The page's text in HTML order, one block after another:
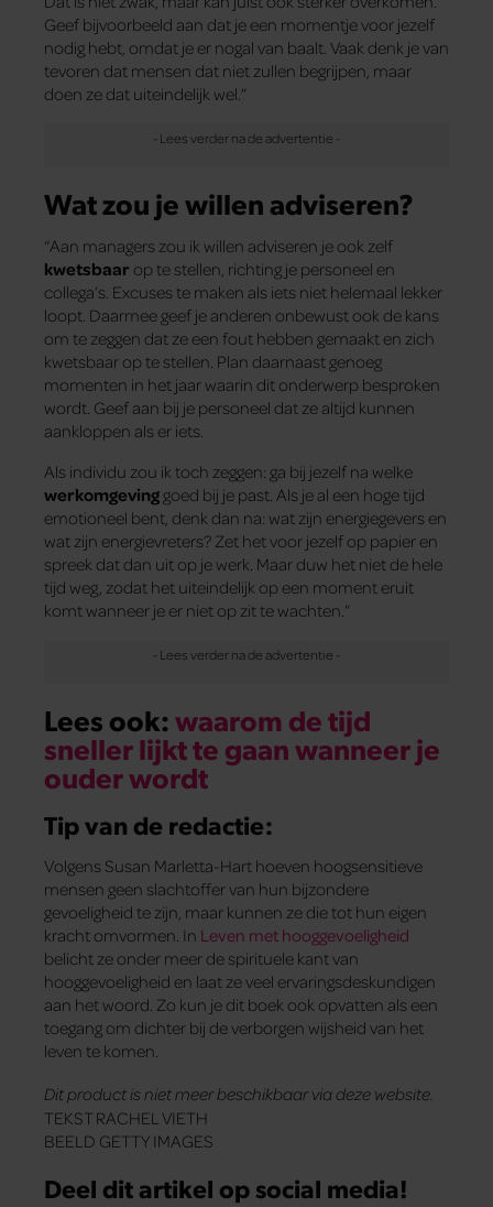
Geef bijvoorbeeld aan dat je een momentje voor jezelf
nodig hebt, omdat je er nogal van baalt. Vaak denk je van
tevoren dat mensen dat niet zullen begrijpen, maar
doen ze dat uiteindelijk wel.”
Wat zou je willen adviseren?
“Aan managers zou ik willen adviseren je ook zelf
kwetsbaar op te stellen, richting je personeel en
collega’s. Excuses te maken als iets niet helemaal lekker
loopt. Daarmee geef je anderen onbewust ook de kans
om te zeggen dat ze een fout hebben gemaakt en zich
kwetsbaar op te stellen. Plan daarnaast genoeg
momenten in het jaar waarin dit onderwerp besproken
wordt. Geef aan bij je personeel dat ze altijd kunnen
aankloppen als er iets.
Als individu zou ik toch zeggen: ga bij jezelf na welke
werkomgeving goed bij je past. Als je al een hoge tijd
emotioneel bent, denk dan na: wat zijn energiegevers en
wat zijn energievreters? Zet het voor jezelf op papier en
spreek dat dan uit op je werk. Maar duw het niet de hele
tijd weg, zodat het uiteindelijk op een moment eruit
komt wanneer je er niet op zit te wachten.”
Lees ook:waarom de tijd
sneller lijkt te gaan wanneer je
ouder wordt
Tip van de redactie:
Volgens Susan Marletta-Hart hoeven hoogsensitieve
mensen geen slachtoffer van hun bijzondere
gevoeligheid te zijn, maar kunnen ze die tot hun eigen
kracht omvormen. In Leven met hooggevoeligheid
belicht ze onder meer de spirituele kant van
hooggevoeligheid en laat ze veel ervaringsdeskundigen
aan het woord. Zo kun je dit boek ook opvatten als een
toegang om dichter bij de verborgen wijsheid van het
leven te komen.
Dit product is niet meer beschikbaar via deze website.
TEKST RACHEL VIETH
BEELD GETTY IMAGES
Deel dit artikel op social media!